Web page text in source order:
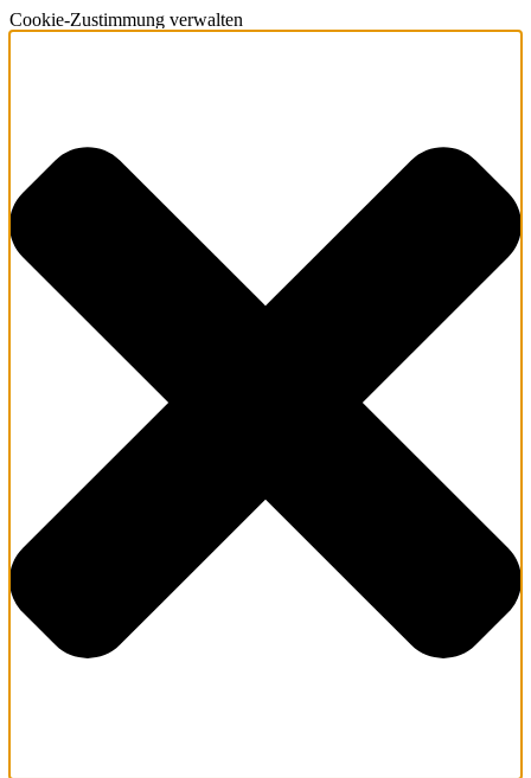
Cookie-Zustimmung verwalten